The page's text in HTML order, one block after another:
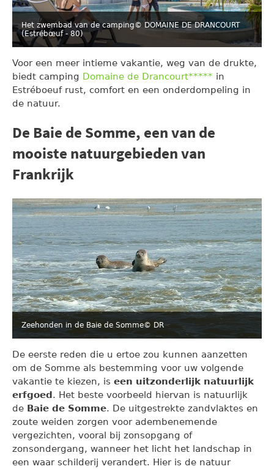
Het zwembad van de camping© DOMAINE DE DRANCOURT
(Estrébœuf - 80)
Voor een meer intieme vakantie, weg van de drukte,
biedt camping Domaine de Drancourt***** in
Estréboeuf rust, comfort en een onderdompeling in
de natuur.
De Baie de Somme, een van de
mooiste natuurgebieden van
Frankrijk
Zeehonden in de Baie de Somme© DR
De eerste reden die u ertoe zou kunnen aanzetten
om de Somme als bestemming voor uw volgende
vakantie te kiezen, is een uitzonderlijk natuurlijk
erfgoed. Het beste voorbeeld hiervan is natuurlijk
de Baie de Somme. De uitgestrekte zandvlaktes en
zoute weiden zorgen voor adembenemende
vergezichten, vooral bij zonsopgang of
zonsondergang, wanneer het licht het landschap in
een waar schilderij verandert. Hier is de natuur